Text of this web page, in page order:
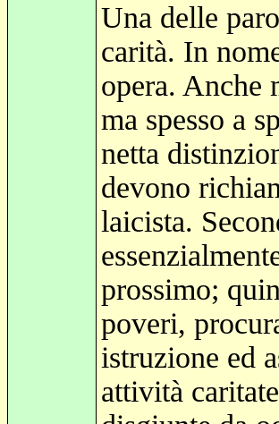
Una delle
carità. In
opera. Anche
ma spesso a
netta
devono
laicista.
prossimo;
poveri,
istruzione ed
attività